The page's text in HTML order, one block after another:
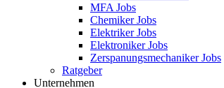
MFA Jobs
Chemiker Jobs
Elektriker Jobs
Elektroniker Jobs
Zerspanungsmechaniker Jobs
Ratgeber
Unternehmen